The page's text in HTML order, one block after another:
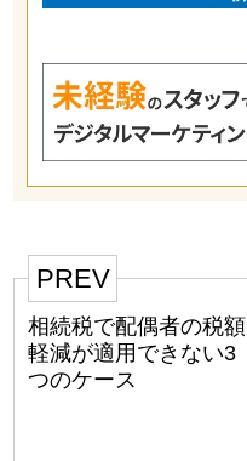
PREV
相続税で配偶者の税額
軽減が適用できない3
つのケース